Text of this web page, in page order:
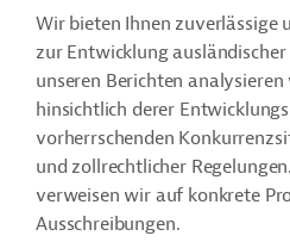
Wir bieten Ihnen zuverlässige
zur Entwicklung
unseren Berichten
hinsichtlich derer
vorherrschenden
und zollrechtlicher
verweisen wir auf konkrete
Ausschreibungen.